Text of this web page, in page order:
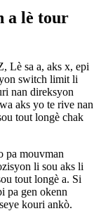
a lè tour
Lè sa a, aks x, epi
switch limit li
nan direksyon
aks yo te rive nan
tout longè chak
pa mouvman
li sou aks li
tout longè a. Si
pa gen okenn
kouri ankò.